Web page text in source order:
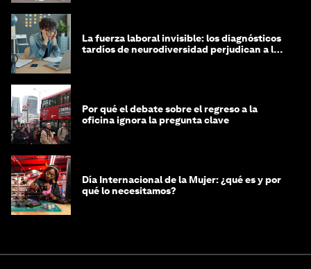
La fuerza laboral invisible: los diagnósticos
tardíos de neurodiversidad perjudican a las
Por qué el debate sobre el regreso a la
oficina ignora la pregunta clave
Día Internacional de la Mujer: ¿qué es y por
qué lo necesitamos?